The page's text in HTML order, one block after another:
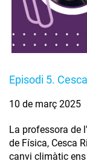
Episodi 5.
10 de març 2025
La professora de
de Física, Cesca
canvi climàtic